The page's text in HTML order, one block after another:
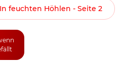
In feuchten Höhlen - Seite 2